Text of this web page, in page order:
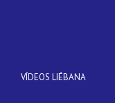
VÍDEOS LIÉBANA